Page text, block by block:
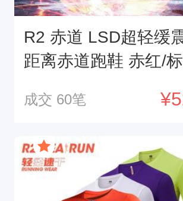
R2 赤道 LSD超轻缓
距离赤道跑鞋 赤红/
成交 60笔